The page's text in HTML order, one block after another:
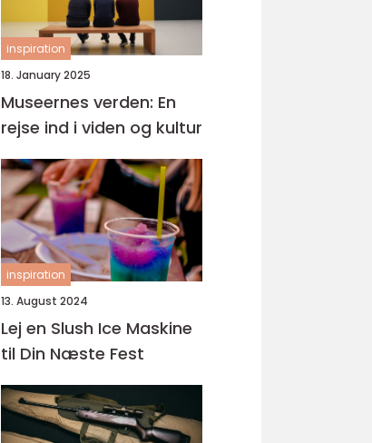
inspiration
18. January 2025
Museernes verden: En
rejse ind i viden og kultur
inspiration
13. August 2024
Lej en Slush Ice Maskine
til Din Næste Fest